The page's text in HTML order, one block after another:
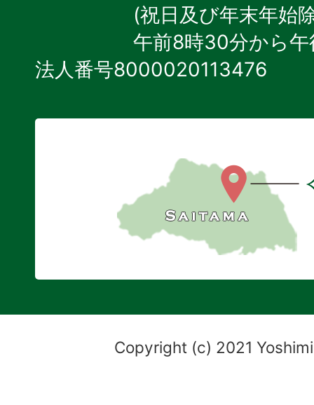
(祝日及び年末年始
午前8時30分から午
法人番号8000020113476
Copyright (c) 2021